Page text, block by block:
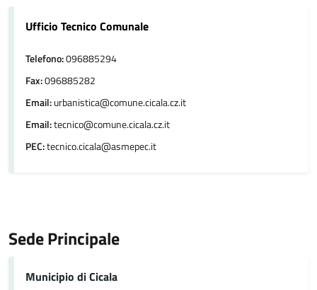
Ufficio Tecnico Comunale
Telefono:096885294
Fax:096885282
Email:urbanistica@comune.cicala.cz.it
Email:tecnico@comune.cicala.cz.it
PEC:tecnico.cicala@asmepec.it
Sede Principale
Municipio di Cicala